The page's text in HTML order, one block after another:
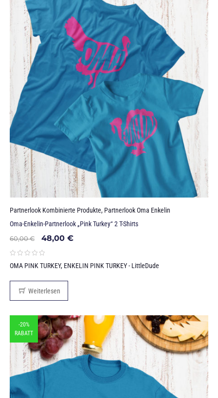
Partnerlook Kombinierte Produkte, Partnerlook Oma Enkelin
Oma-Enkelin-Partnerlook „Pink Turkey“ 2 T-Shirts
60,00€ 48,00 €
OMA PINK TURKEY, ENKELIN PINK TURKEY - LittleDude
Weiterlesen
-20%
RABATT